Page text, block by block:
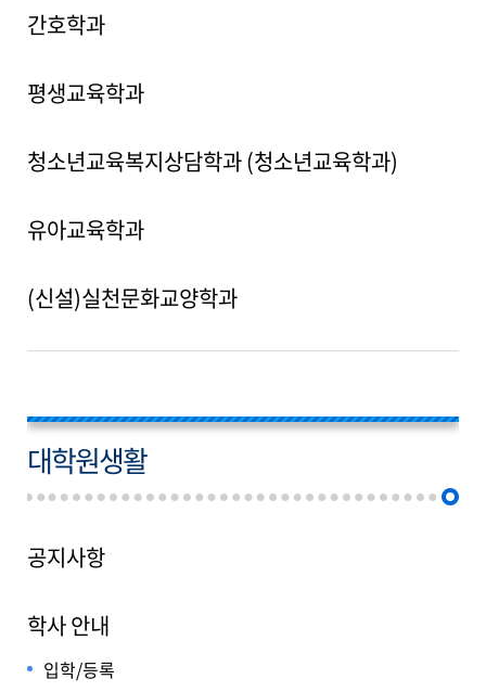
간호학과
평생교육학과
청소년교육복지상담학과 (청소년교육학과)
유아교육학과
(신설)실천문화교양학과
대학원생활
공지사항
학사 안내
입학/등록